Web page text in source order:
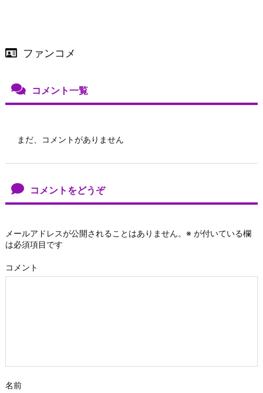
ファンコメ
コメント一覧
まだ、コメントがありません
コメントをどうぞ
メールアドレスが公開されることはありません。 ※ が付いている欄
は必須項目です
コメント
名前